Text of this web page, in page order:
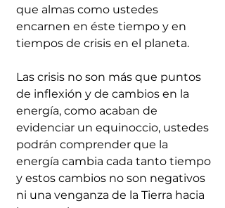
que almas como ustedes
encarnen en éste tiempo y en
tiempos de crisis en el planeta.
Las crisis no son más que puntos
de inflexión y de cambios en la
energía, como acaban de
evidenciar un equinoccio, ustedes
podrán comprender que la
energía cambia cada tanto tiempo
y estos cambios no son negativos
ni una venganza de la Tierra hacia